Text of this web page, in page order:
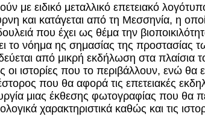
ειδικό μεταλλικό επετειακό
και κατάγεται από τη Μεσσηνία, η
που έχει ως θέμα την
νόημα ης σημασίας της προστασίας
από μικρή εκδήλωση στα πλαίσια
ιστορίες που το περιβάλλουν, ενώ θα
που θα αφορά τις επετειακές
μιας έκθεσης φωτογραφίας που θα
χαρακτηριστικά καθώς και τις